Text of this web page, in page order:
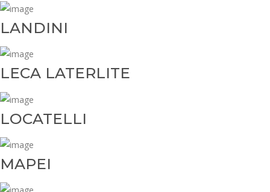
LANDINI
LECA LATERLITE
LOCATELLI
MAPEI